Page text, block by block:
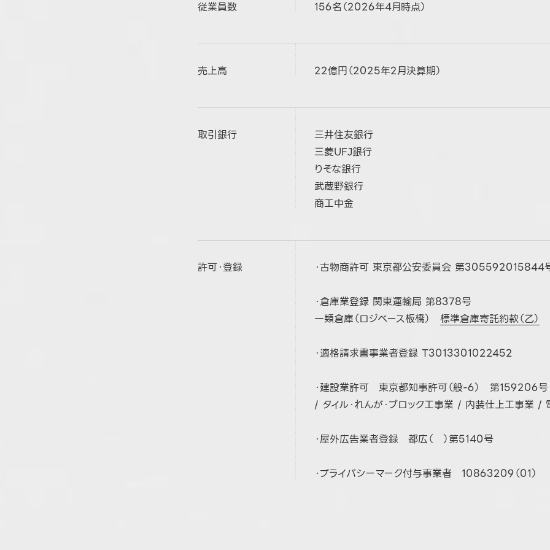
従業員数 156名（2026年4月時点）
売上高 22億円（2025年2月決算期）
取引銀行
三井住友銀行
三菱UFJ銀行
りそな銀行
武蔵野銀行
商工中金
許可・登録 ・古物商許可 東京都公安委員会 第305592015844
・倉庫業登録 関東運輸局 第8378号
一類倉庫（ロジベース板橋） 標準倉庫寄託約款（乙）
・適格請求書事業者登録 T3013301022452
・建設業許可 東京都知事許可（般-6） 第159206
/ タイル・れんが・ブロック工事業 / 内装仕上工事業 /
・屋外広告業者登録 都広（ ）第5140号
・プライバシーマーク付与事業者 10863209（01）